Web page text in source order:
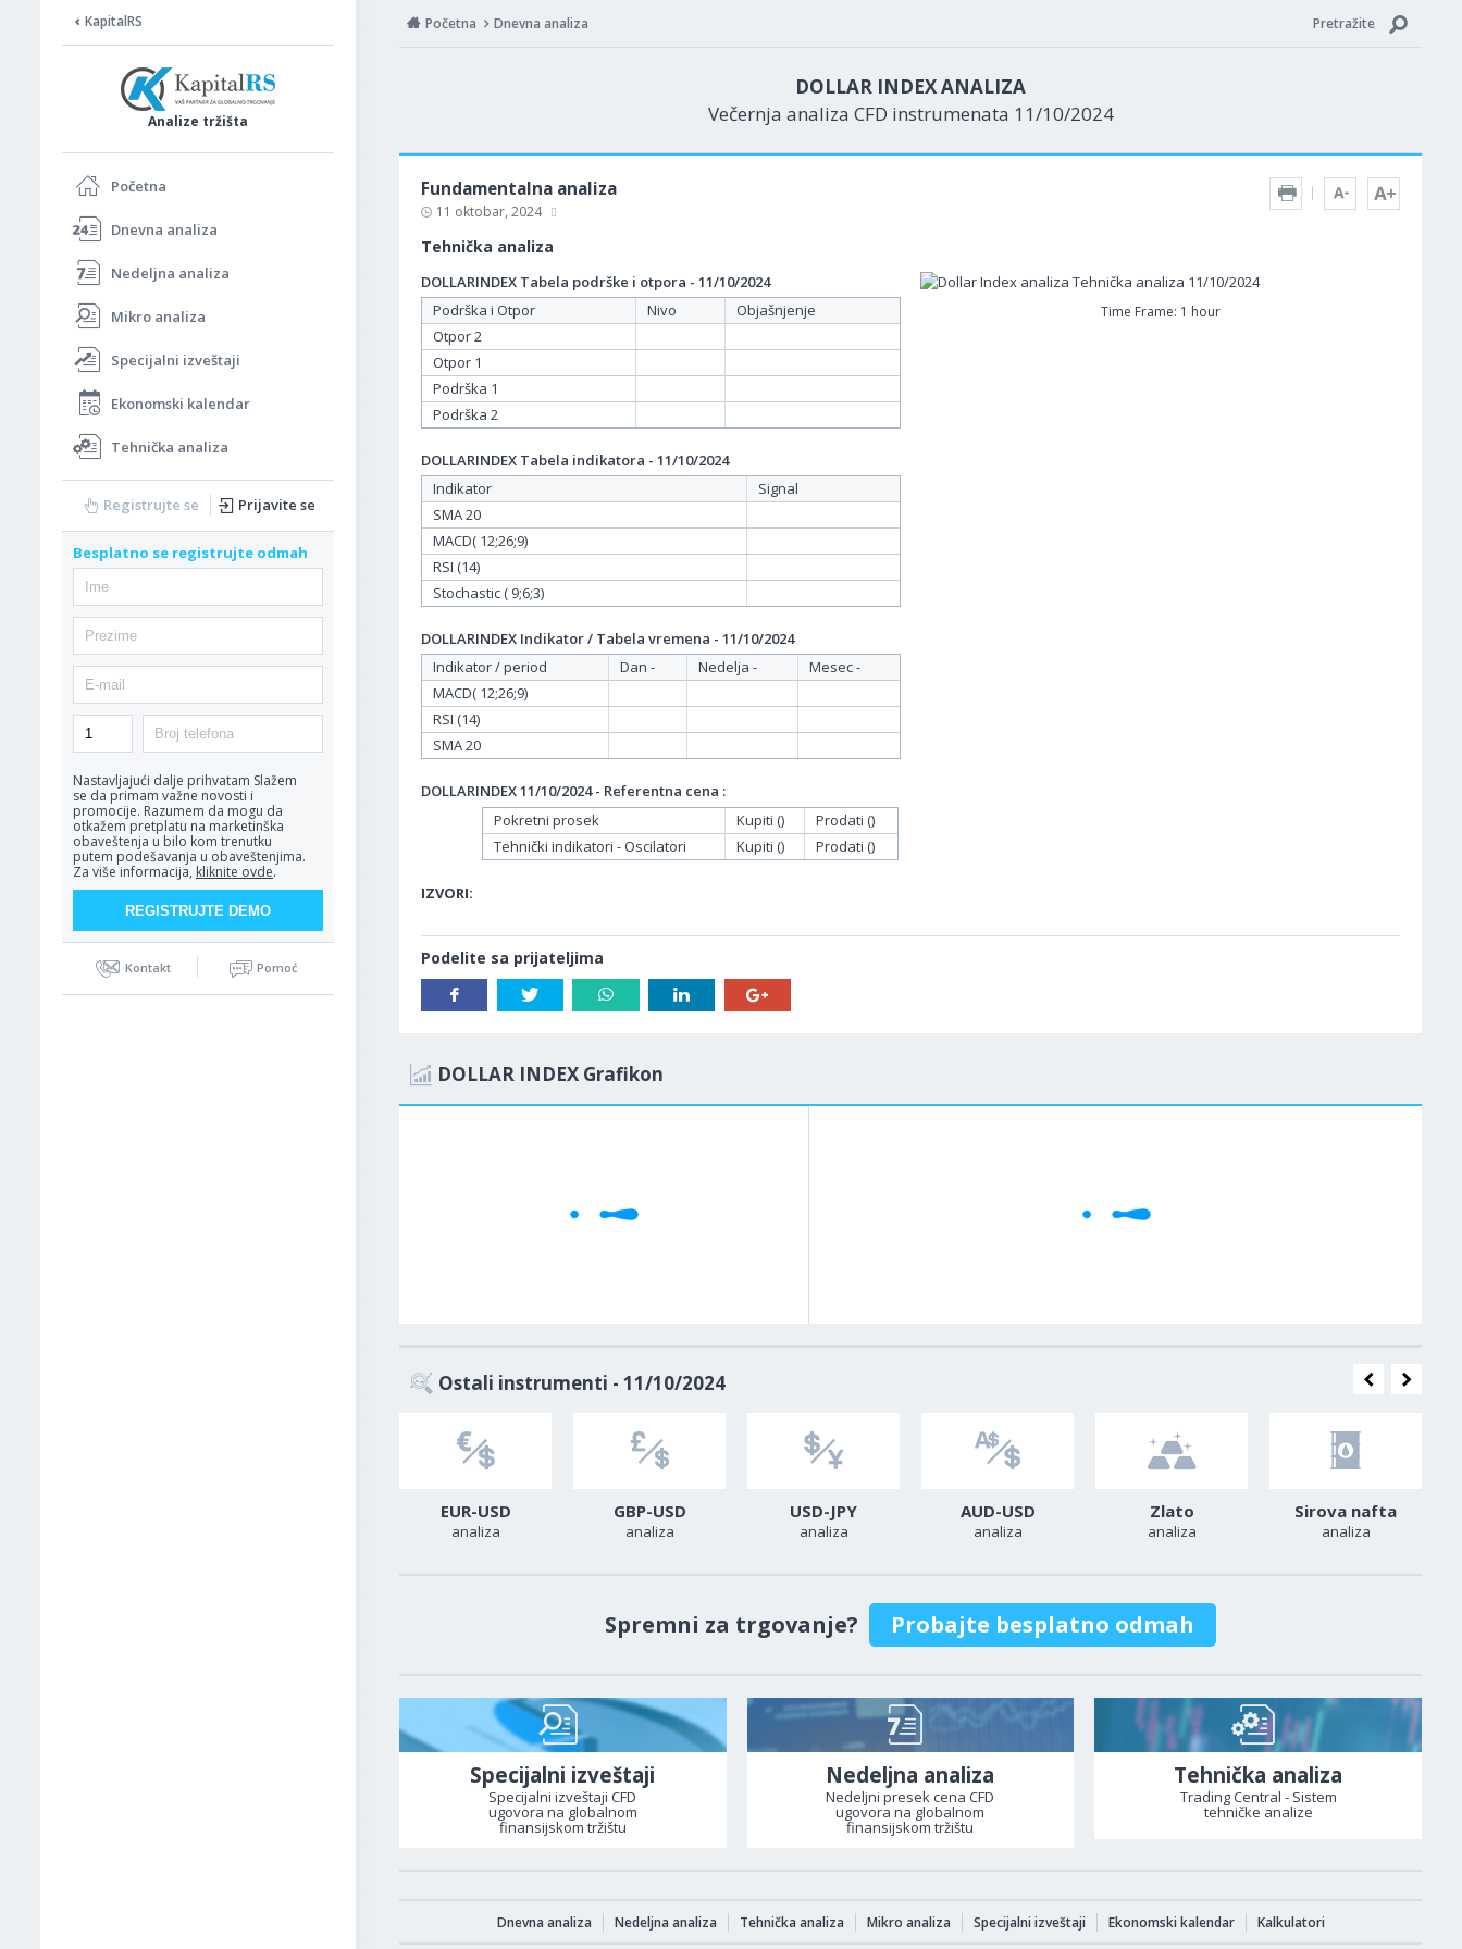
KapitalRS
Analize tržišta
Početna
Dnevna analiza
Nedeljna analiza
Mikro analiza
Specijalni izveštaji
Ekonomski kalendar
Tehnička analiza
Registrujte se Prijavite se
Besplatno se registrujte odmah
Nastavljajući dalje prihvatam Slažem
se da primam važne novosti i
promocije. Razumem da mogu da
otkažem pretplatu na marketinška
obaveštenja u bilo kom trenutku
putem podešavanja u obaveštenjima.
Za više informacija, kliknite ovde.
Kontakt Pomoć
Početna Dnevna analiza Pretražite
DOLLAR INDEX ANALIZA
Večernja analiza CFD instrumenata 11/10/2024
Fundamentalna analiza
11 oktobar, 2024
Tehnička analiza
Time Frame: 1 hour
DOLLARINDEX Tabela podrške i otpora - 11/10/2024
Podrška i Otpor
Nivo
Objašnjenje
Otpor 2
Otpor 1
Podrška 1
Podrška 2
DOLLARINDEX Tabela indikatora - 11/10/2024
Indikator
Signal
SMA 20
MACD( 12;26;9)
RSI (14)
Stochastic ( 9;6;3)
DOLLARINDEX Indikator / Tabela vremena - 11/10/2024
Indikator / period
Dan - Nedelja -
Mesec -
MACD( 12;26;9)
RSI (14)
SMA 20
DOLLARINDEX 11/10/2024 - Referentna cena :
Pokretni prosek
Kupiti ()
Prodati ()
Tehnički indikatori - Oscilatori
Kupiti () Prodati ()
IZVORI:
Podelite sa prijateljima
DOLLAR INDEX Grafikon
Ostali instrumenti - 11/10/2024
EUR-USD
analiza
GBP-USD
analiza
USD-JPY
analiza
AUD-USD
analiza
Zlato
analiza
Sirova nafta
analiza
Spremni za trgovanje? Probajte besplatno odmah
Specijalni izveštaji
Specijalni izveštaji CFD
ugovora na globalnom
finansijskom tržištu
Nedeljna analiza
Nedeljni presek cena CFD
ugovora na globalnom
finansijskom tržištu
Tehnička analiza
Trading Central - Sistem
tehničke analize
Dnevna analiza Nedeljna analiza Tehnička analiza Mikro analiza Specijalni izveštaji Ekonomski kalendar Kalkulatori